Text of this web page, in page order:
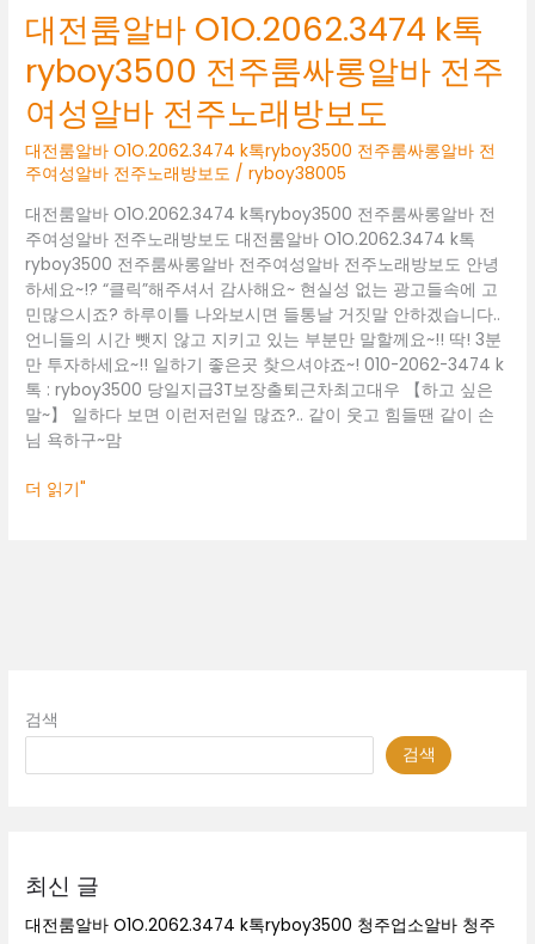
대전룸알바 O1O.2062.3474 k톡
ryboy3500 전주룸싸롱알바 전주
여성알바 전주노래방보도
대전룸알바 O1O.2062.3474 k톡ryboy3500 전주룸싸롱알바 전
주여성알바 전주노래방보도 /ryboy38005
대전룸알바 O1O.2062.3474 k톡ryboy3500 전주룸싸롱알바 전
주여성알바 전주노래방보도 대전룸알바 O1O.2062.3474 k톡
ryboy3500 전주룸싸롱알바 전주여성알바 전주노래방보도 안녕
하세요~!? “클릭”해주셔서 감사해요~ 현실성 없는 광고들속에 고
민많으시죠? 하루이틀 나와보시면 들통날 거짓말 안하겠습니다..
언니들의 시간 뺏지 않고 지키고 있는 부분만 말할께요~!! 딱! 3분
만 투자하세요~!! 일하기 좋은곳 찾으셔야죠~! 010-2062-3474 k
톡 : ryboy3500 당일지급3T보장출퇴근차최고대우 【하고 싶은
말~】 일하다 보면 이런저런일 많죠?.. 같이 웃고 힘들땐 같이 손
님 욕하구~맘
전
여
성
바
전
주
노
래
방
보
도
더 읽기"
검색
검색
최신 글
대전룸알바 O1O.2062.3474 k톡ryboy3500 청주업소알바 청주